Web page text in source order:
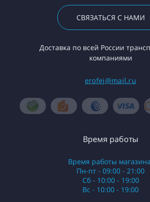
СВЯЗАТЬСЯ С НАМИ
Доставка по всей России
компаниями
erofej@mail.ru
Время работы
Время работы
Пн-пт - 09:00 - 21:00
Сб - 10:00 - 19:00
Вс - 10:00 - 19:00